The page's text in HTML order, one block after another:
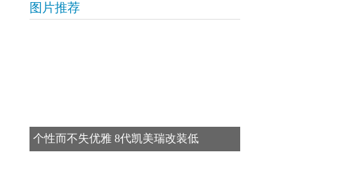
图片推荐
个性而不失优雅 8代凯美瑞改装低